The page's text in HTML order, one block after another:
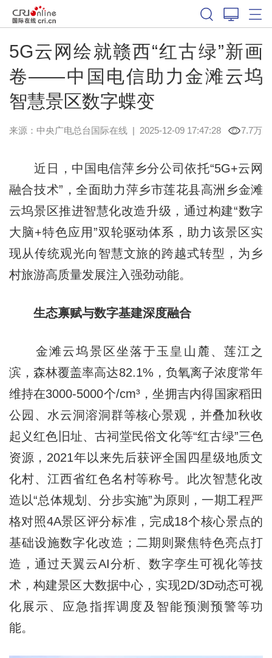
5G云网绘就赣西“红古绿”新画
卷——中国电信助力金滩云坞
智慧景区数字蝶变
来源：中央广电总台国际在线| 2025-12-09 17:47:28 7.7万
近日，中国电信萍乡分公司依托“5G+云网
融合技术”，全面助力萍乡市莲花县高洲乡金滩
云坞景区推进智慧化改造升级，通过构建“数字
大脑+特色应用”双轮驱动体系，助力该景区实
现从传统观光向智慧文旅的跨越式转型，为乡
村旅游高质量发展注入强劲动能。
生态禀赋与数字基建深度融合
金滩云坞景区坐落于玉皇山麓、莲江之
滨，森林覆盖率高达82.1%，负氧离子浓度常年
维持在3000-5000个/cm³，坐拥吉内得国家稻田
公园、水云洞溶洞群等核心景观，并叠加秋收
起义红色旧址、古祠堂民俗文化等“红古绿”三色
资源，2021年以来先后获评全国四星级地质文
化村、江西省红色名村等称号。此次智慧化改
造以“总体规划、分步实施”为原则，一期工程严
格对照4A景区评分标准，完成18个核心景点的
基础设施数字化改造；二期则聚焦特色亮点打
造，通过天翼云AI分析、数字孪生可视化等技
术，构建景区大数据中心，实现2D/3D动态可视
化展示、应急指挥调度及智能预测预警等功
能。